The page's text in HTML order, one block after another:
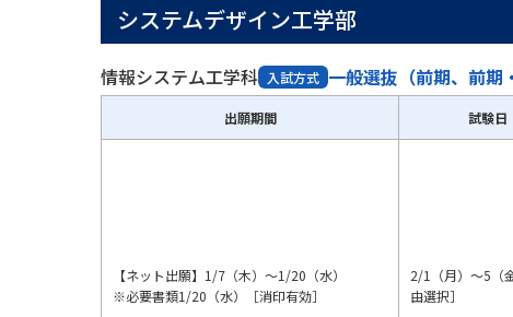
システムデザイン工学部
情報システム工学科 入試方式 一般選抜（前期、前期
出願期間 試験日
【ネット出願】1/7（木）～1/20（水）
※必要書類1/20（水）［消印有効］
2/1（月）～5（
由選択］